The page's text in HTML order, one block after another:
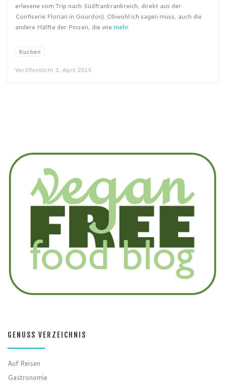
erlesene vom Trip nach Südfrankrankreich, direkt aus der
Confiserie Florian in Gourdon). Obwohl ich sagen muss, auch die
andere Hälfte der Pinzen, die wie mehr
Kuchen
Veröffentlicht 3. April 2015
GENUSS VERZEICHNIS
Auf Reisen
Gastronomie